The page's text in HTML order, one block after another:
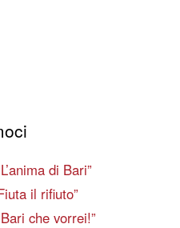
di Bari”
il rifiuto”
che vorrei!”